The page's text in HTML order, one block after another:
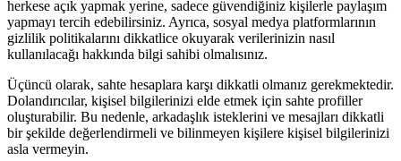
herkese açık yapmak yerine, sadece güvendiğiniz kişilerle paylaşım
yapmayı tercih edebilirsiniz. Ayrıca, sosyal medya platformlarının
gizlilik politikalarını dikkatlice okuyarak verilerinizin nasıl
kullanılacağı hakkında bilgi sahibi olmalısınız.
Üçüncü olarak, sahte hesaplara karşı dikkatli olmanız gerekmektedir.
Dolandırıcılar, kişisel bilgilerinizi elde etmek için sahte profiller
oluşturabilir. Bu nedenle, arkadaşlık isteklerini ve mesajları dikkatli
bir şekilde değerlendirmeli ve bilinmeyen kişilere kişisel bilgilerinizi
asla vermeyin.